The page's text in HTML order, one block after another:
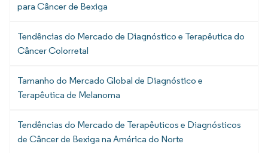
para Câncer de Bexiga
Tendências do Mercado de Diagnóstico e Terapêutica do
Câncer Colorretal
Tamanho do Mercado Global de Diagnóstico e
Terapêutica de Melanoma
Tendências do Mercado de Terapêuticos e Diagnósticos
de Câncer de Bexiga na América do Norte